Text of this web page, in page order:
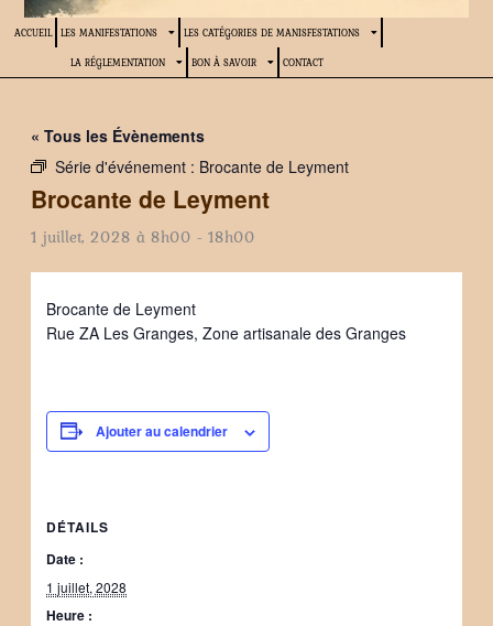
ACCUEIL LES MANIFESTATIONS LES CATÉGORIES DE MANISFESTATIONS
LA RÉGLEMENTATION BON À SAVOIR CONTACT
« Tous les Évènements
Série d'événement : Brocante de Leyment
Brocante de Leyment
1 juillet, 2028 à 8h00 - 18h00
Brocante de Leyment
Rue ZA Les Granges, Zone artisanale des Granges
Ajouter au calendrier
DÉTAILS
Date :
1 juillet, 2028
Heure :